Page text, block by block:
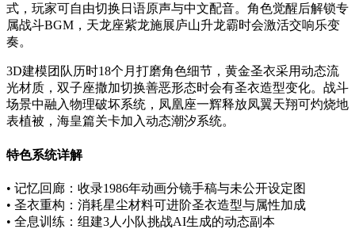
式，玩家可自由切换日语原声与中文配音。角色觉醒后解锁专
属战斗BGM，天龙座紫龙施展庐山升龙霸时会激活交响乐变
奏。
3D建模团队历时18个月打磨角色细节，黄金圣衣采用动态流
光材质，双子座撒加切换善恶形态时会有圣衣造型变化。战斗
场景中融入物理破坏系统，凤凰座一辉释放凤翼天翔可灼烧地
表植被，海皇篇关卡加入动态潮汐系统。
特色系统详解
• 记忆回廊：收录1986年动画分镜手稿与未公开设定图
• 圣衣重构：消耗星尘材料可进阶圣衣造型与属性加成
• 全息训练：组建3人小队挑战AI生成的动态副本